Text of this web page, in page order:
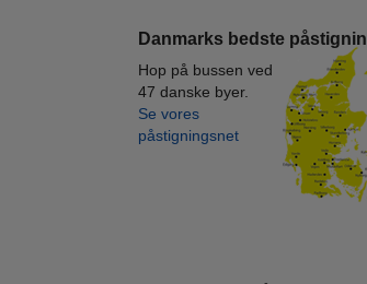
Danmarks bedste
Hop på bussen ved
47 danske byer.
Se vores
påstigningsnet